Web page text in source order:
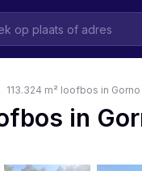
113.324 m² loofbos in
in